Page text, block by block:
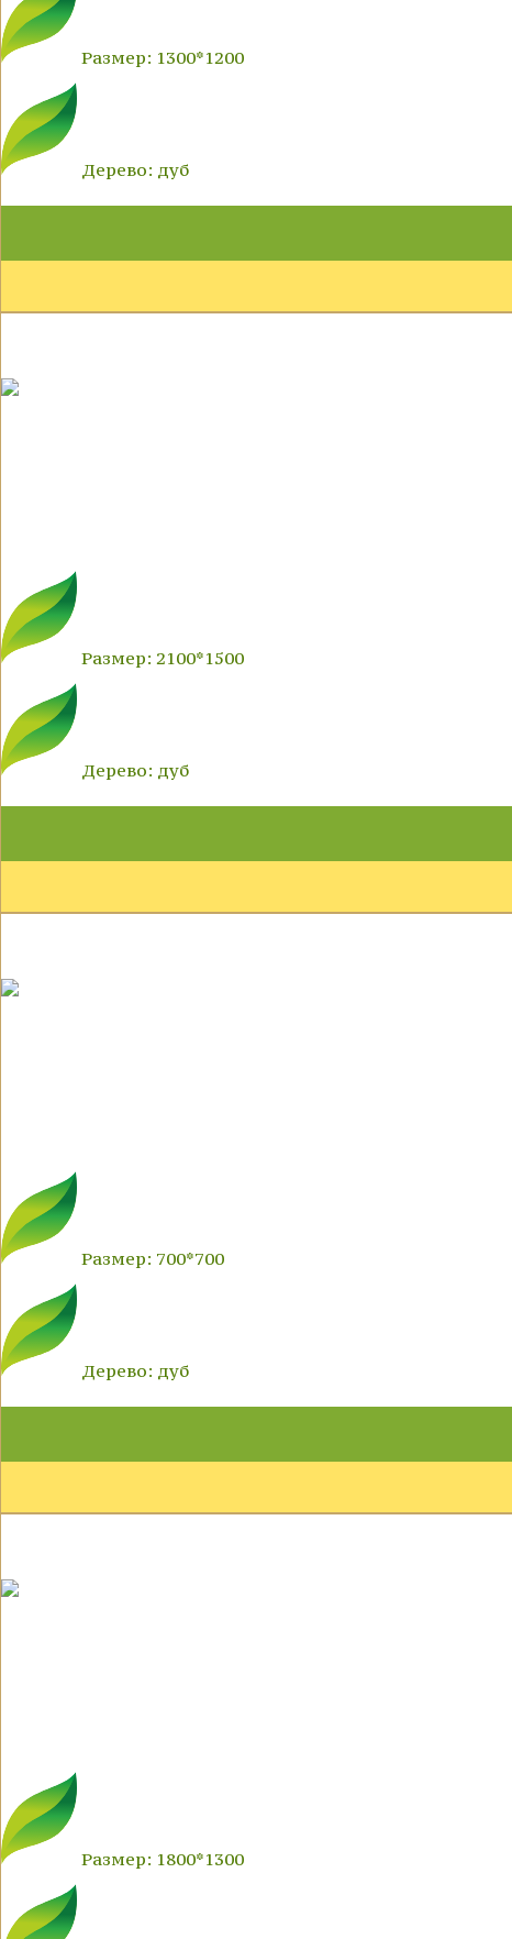
Размер: 1300*1200
Дерево: дуб
Размер: 2100*1500
Дерево: дуб
Размер: 700*700
Дерево: дуб
Размер: 1800*1300